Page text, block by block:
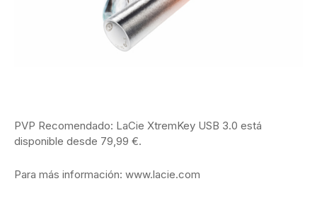
PVP Recomendado: LaCie XtremKey USB 3.0 está
disponible desde 79,99 €.
Para más información: www.lacie.com